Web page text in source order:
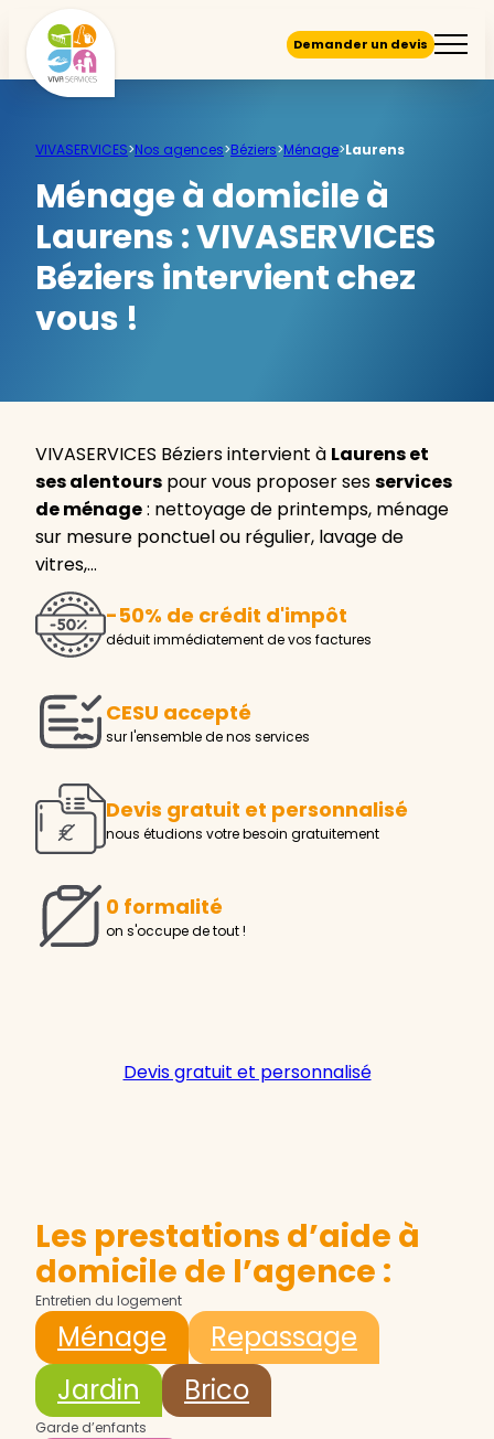
Demander un devis
VIVASERVICES>Nos agences>Béziers>Ménage>Laurens
Ménage à domicile à
Laurens :VIVASERVICES
Béziers intervient chez
vous !
VIVASERVICES Béziers intervient à Laurens et
ses alentours pour vous proposer sesservices
de ménage: nettoyage de printemps, ménage
sur mesure ponctuel ou régulier, lavage de
vitres,…
-50% de crédit d'impôt
déduit immédiatement de vos factures
CESU accepté
sur l'ensemble de nos services
Devis gratuit et personnalisé
nous étudions votre besoin gratuitement
0 formalité
on s'occupe de tout !
Devis gratuit et personnalisé
Les prestations d’aide à
domicile de l’agence :
Entretien du logement
Ménage
Repassage
Jardin
Brico
Garde d’enfants